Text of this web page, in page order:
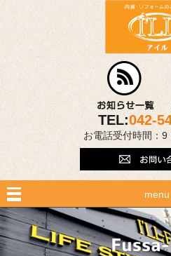
TEL:042-
お電話受付時間：
menu